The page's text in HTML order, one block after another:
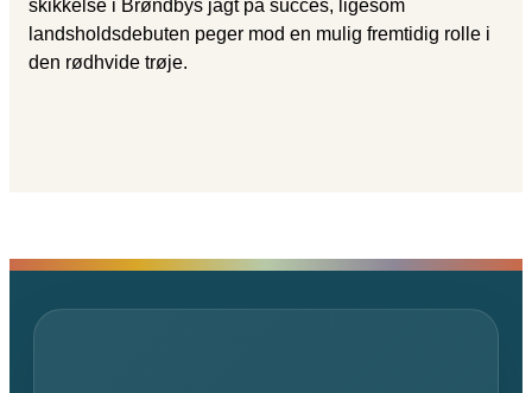
skikkelse i Brøndbys jagt på succes, ligesom
landsholdsdebuten peger mod en mulig fremtidig rolle i
den rødhvide trøje.